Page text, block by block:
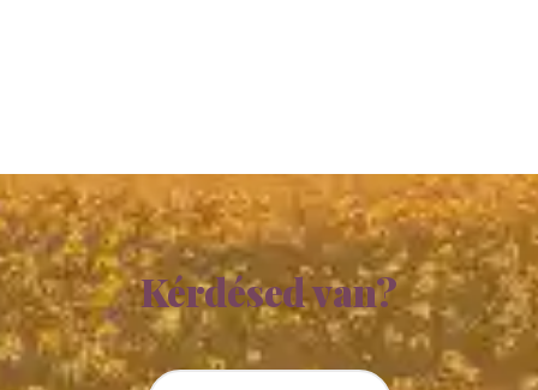
Kérdésed van?